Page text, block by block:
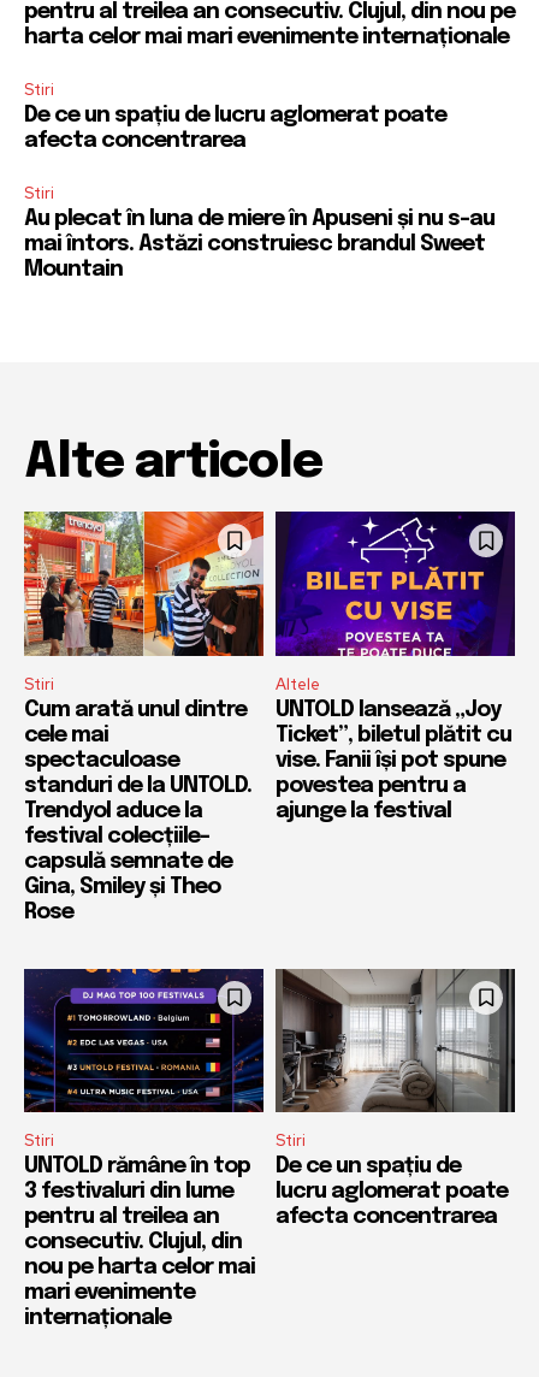
pentru al treilea an consecutiv. Clujul, din nou pe
harta celor mai mari evenimente internaționale
Stiri
De ce un spațiu de lucru aglomerat poate
afecta concentrarea
Stiri
Au plecat în luna de miere în Apuseni și nu s-au
mai întors. Astăzi construiesc brandul Sweet
Mountain
Alte articole
Stiri
Cum arată unul dintre
cele mai
spectaculoase
standuri de la UNTOLD.
Trendyol aduce la
festival colecțiile-
capsulă semnate de
Gina, Smiley și Theo
Rose
Altele
UNTOLD lansează „Joy
Ticket”, biletul plătit cu
vise. Fanii își pot spune
povestea pentru a
ajunge la festival
Stiri
UNTOLD rămâne în top
3 festivaluri din lume
pentru al treilea an
consecutiv. Clujul, din
nou pe harta celor mai
mari evenimente
internaționale
Stiri
De ce un spațiu de
lucru aglomerat poate
afecta concentrarea